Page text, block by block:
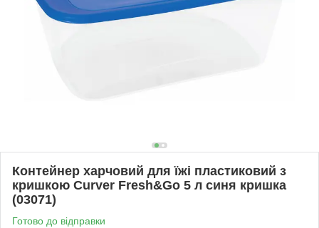
Контейнер харчовий для їжі пластиковий з
кришкою Curver Fresh&Go 5 л синя кришка
(03071)
Готово до відправки